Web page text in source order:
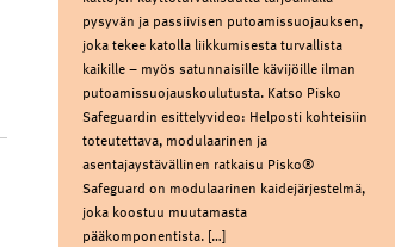
pysyvän ja passiivisen putoamissuojauksen,
joka tekee katolla liikkumisesta turvallista
kaikille – myös satunnaisille kävijöille ilman
putoamissuojauskoulutusta. Katso Pisko
Safeguardin esittelyvideo: Helposti kohteisiin
toteutettava, modulaarinen ja
asentajaystävällinen ratkaisu Pisko®
Safeguard on modulaarinen kaidejärjestelmä,
joka koostuu muutamasta
pääkomponentista. […]